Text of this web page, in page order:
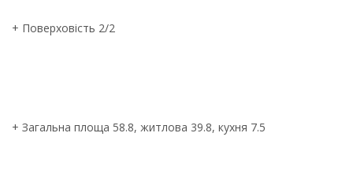
+ Поверховість 2/2
+ Загальна площа 58.8, житлова 39.8, кухня 7.5